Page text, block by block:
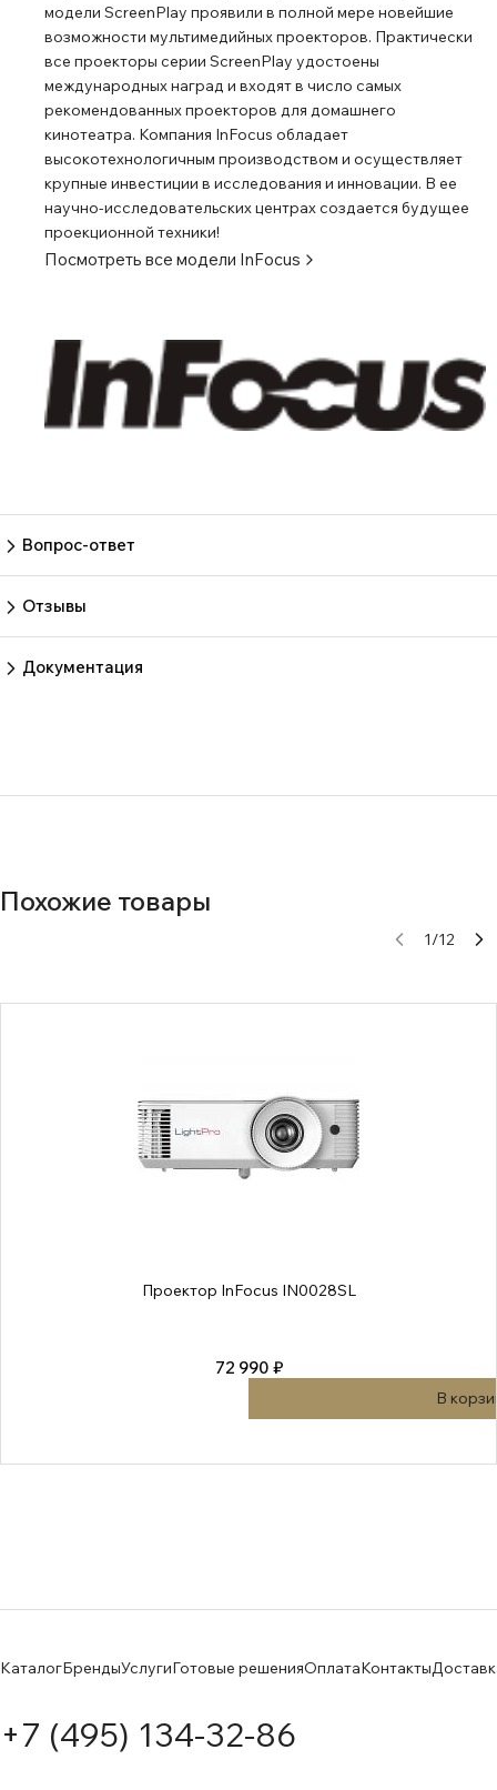
модели ScreenPlay проявили в полной мере новейшие
возможности мультимедийных проекторов. Практически
все проекторы серии ScreenPlay удостоены
международных наград и входят в число самых
рекомендованных проекторов для домашнего
кинотеатра. Компания InFocus обладает
высокотехнологичным производством и осуществляет
крупные инвестиции в исследования и инновации. В ее
научно-исследовательских центрах создается будущее
проекционной техники!
Посмотреть все модели InFocus
Вопрос-ответ
Отзывы
Документация
Похожие товары
1/12
Проектор InFocus IN0028SL
72 990 ₽
В
КаталогБрендыУслугиГотовые решенияОплатаКонтакты
+7 (495) 134-32-86